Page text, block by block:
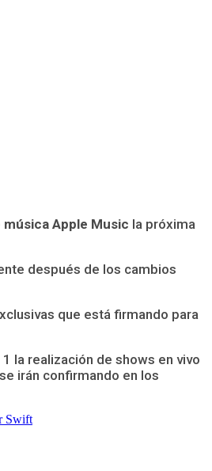
Apple Music la próxima
después de los cambios
que está firmando para
la realización de shows en vivo
irán confirmando en los
Swift